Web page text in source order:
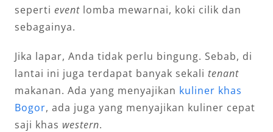
seperti event lomba mewarnai, koki cilik dan
sebagainya.
Jika lapar, Anda tidak perlu bingung. Sebab, di
lantai ini juga terdapat banyak sekali tenant
makanan. Ada yang menyajikan kuliner khas
Bogor, ada juga yang menyajikan kuliner cepat
saji khas western.